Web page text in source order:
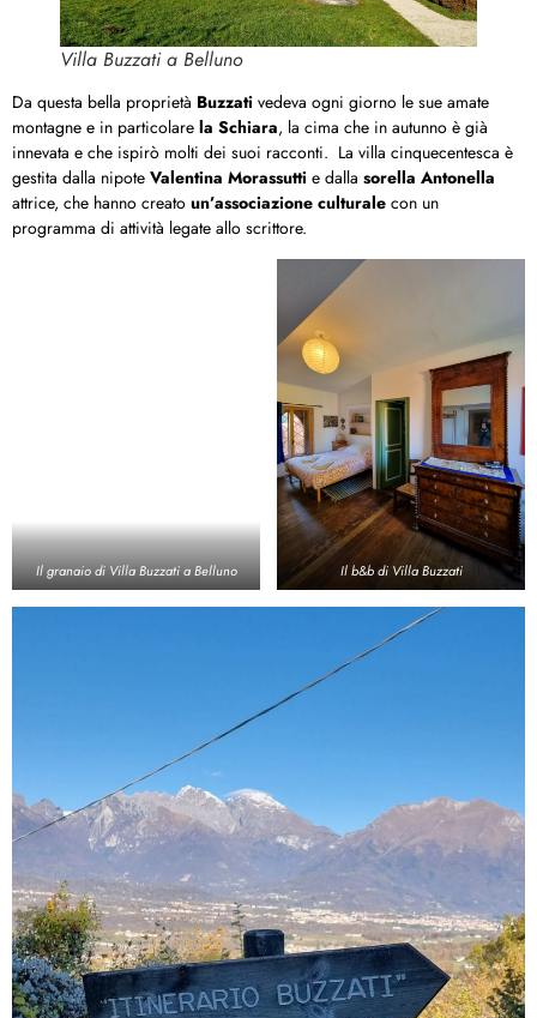
Villa Buzzati a Belluno
Da questa bella proprietà Buzzati vedeva ogni giorno le sue amate
montagne e in particolare la Schiara, la cima che in autunno è già
innevata e che ispirò molti dei suoi racconti. La villa cinquecentesca è
gestita dalla nipote Valentina Morassutti e dalla sorella Antonella
attrice, che hanno creato un’associazione culturale con un
programma di attività legate allo scrittore.
Il granaio di Villa Buzzati a Belluno Il b&b di Villa Buzzati